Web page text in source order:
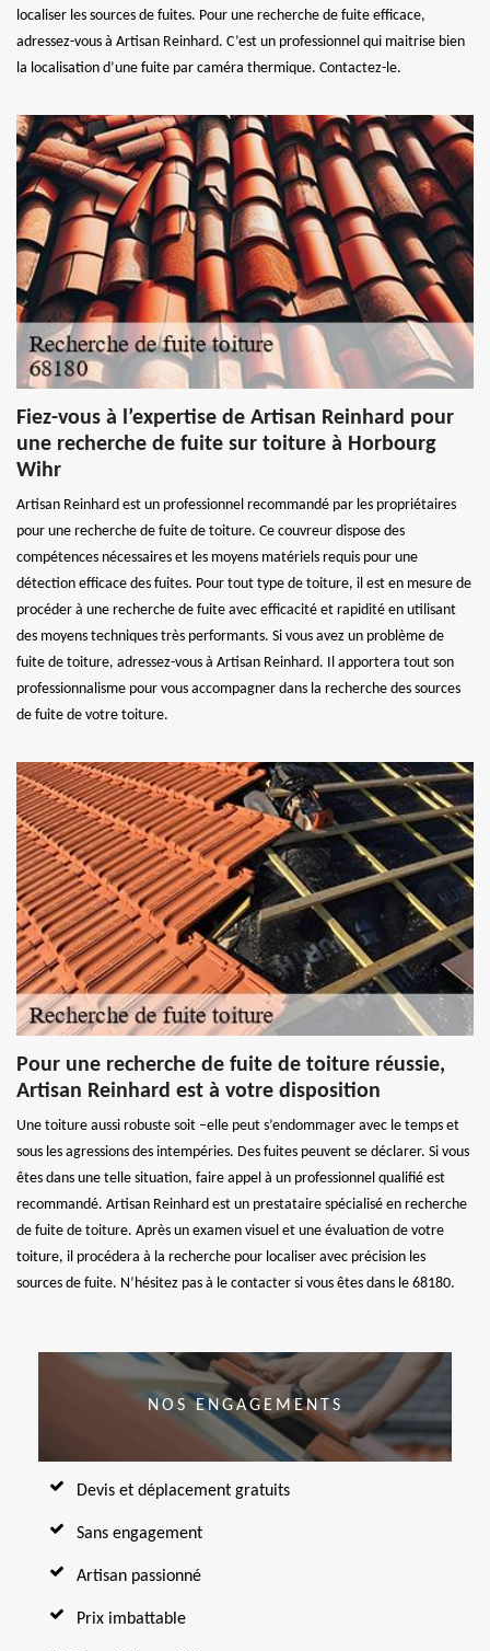
localiser les sources de fuites. Pour une recherche de fuite efficace,
adressez-vous à Artisan Reinhard. C’est un professionnel qui maitrise bien
la localisation d’une fuite par caméra thermique. Contactez-le.
Fiez-vous à l’expertise de Artisan Reinhard pour
une recherche de fuite sur toiture à Horbourg
Wihr
Artisan Reinhard est un professionnel recommandé par les propriétaires
pour une recherche de fuite de toiture. Ce couvreur dispose des
compétences nécessaires et les moyens matériels requis pour une
détection efficace des fuites. Pour tout type de toiture, il est en mesure de
procéder à une recherche de fuite avec efficacité et rapidité en utilisant
des moyens techniques très performants. Si vous avez un problème de
fuite de toiture, adressez-vous à Artisan Reinhard. Il apportera tout son
professionnalisme pour vous accompagner dans la recherche des sources
de fuite de votre toiture.
Pour une recherche de fuite de toiture réussie,
Artisan Reinhard est à votre disposition
Une toiture aussi robuste soit –elle peut s’endommager avec le temps et
sous les agressions des intempéries. Des fuites peuvent se déclarer. Si vous
êtes dans une telle situation, faire appel à un professionnel qualifié est
recommandé. Artisan Reinhard est un prestataire spécialisé en recherche
de fuite de toiture. Après un examen visuel et une évaluation de votre
toiture, il procédera à la recherche pour localiser avec précision les
sources de fuite. N’hésitez pas à le contacter si vous êtes dans le 68180.
NOS ENGAGEMENTS
Devis et déplacement gratuits
Sans engagement
Artisan passionné
Prix imbattable